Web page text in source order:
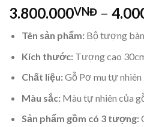
3.800.000VNĐ –
Tên sản phẩm: Bộ tượng
Kích thước:Tượng cao
Chất liệu:Gỗ Pơ mu tự nhiên
Màu sắc:Màu tự nhiên của
Sản phẩm gồm có 3 tượng: